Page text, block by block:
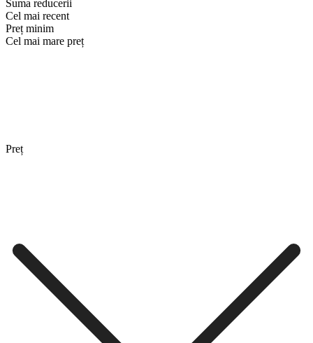
Suma reducerii
Cel mai recent
Preț minim
Cel mai mare preț
Preț